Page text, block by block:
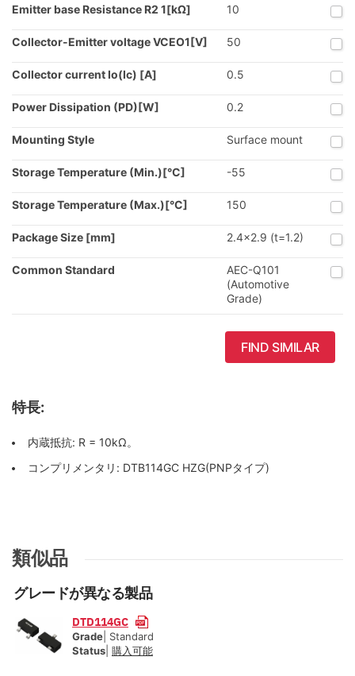
Emitter base Resistance R2 1[kΩ] 10
Collector-Emitter voltage VCEO1[V] 50
Collector current Io(Ic) [A] 0.5
Power Dissipation (PD)[W] 0.2
Mounting Style Surface mount
Storage Temperature (Min.)[°C] -55
Storage Temperature (Max.)[°C] 150
Package Size [mm] 2.4x2.9 (t=1.2)
Common Standard
AEC-Q101
(Automotive
Grade)
FIND SIMILAR
特長:
内蔵抵抗: R = 10kΩ。
コンプリメンタリ: DTB114GC HZG(PNPタイプ)
類似品
グレードが異なる製品
DTD114GC
Grade | Standard
Status 購入可能